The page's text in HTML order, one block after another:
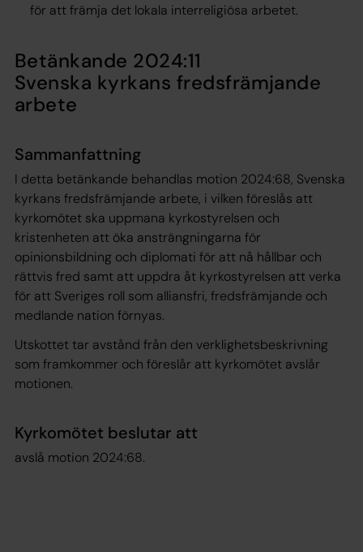
för att främja det lokala interreligiösa arbetet.
Betänkande 2024:11
Svenska kyrkans fredsfrämjande
arbete
Sammanfattning
I detta betänkande behandlas motion 2024:68, Svenska
kyrkans fredsfrämjande arbete, i vilken föreslås att
kyrkomötet ska uppmana kyrkostyrelsen och
kristenheten att öka ansträngningarna för
opinionsbildning och diplomati för att nå hållbar och
rättvis fred samt att uppdra åt kyrkostyrelsen att verka
för att Sveriges roll som alliansfri, fredsfrämjande och
medlande nation förnyas.
Utskottet tar avstånd från den verklighetsbeskrivning
som framkommer och föreslår att kyrkomötet avslår
motionen.
Kyrkomötet beslutar att
avslå motion 2024:68.